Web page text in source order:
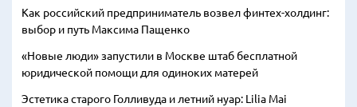
Как российский предприниматель возвел финтех-холдинг:
выбор и путь Максима Пащенко
«Новые люди» запустили в Москве штаб бесплатной
юридической помощи для одиноких матерей
Эстетика старого Голливуда и летний нуар: Lilia Mai